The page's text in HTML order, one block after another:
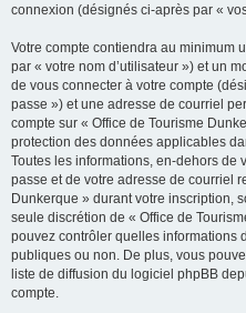
connexion (désignés ci-après par «
Votre compte contiendra au minimum
par « votre nom d’utilisateur ») et un
de vous connecter à votre compte
passe ») et une adresse de courriel
compte sur « Office de Tourisme
protection des données applicables
Toutes les informations, en-dehors de
passe et de votre adresse de courriel
Dunkerque » durant votre inscription,
seule discrétion de « Office de
pouvez contrôler quelles informations
publiques ou non. De plus, vous
liste de diffusion du logiciel phpBB
compte.